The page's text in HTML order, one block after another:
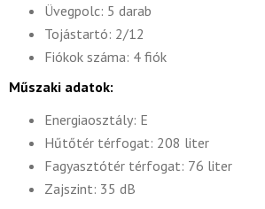
Üvegpolc: 5 darab
Tojástartó: 2/12
Fiókok száma: 4 fiók
Műszaki adatok:
Energiaosztály: E
Hűtőtér térfogat: 208 liter
Fagyasztótér térfogat: 76 liter
Zajszint: 35 dB